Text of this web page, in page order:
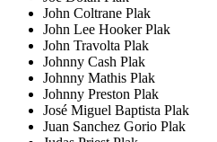
John Coltrane Plak
John Lee Hooker Plak
John Travolta Plak
Johnny Cash Plak
Johnny Mathis Plak
Johnny Preston Plak
José Miguel Baptista Plak
Juan Sanchez Gorio Plak